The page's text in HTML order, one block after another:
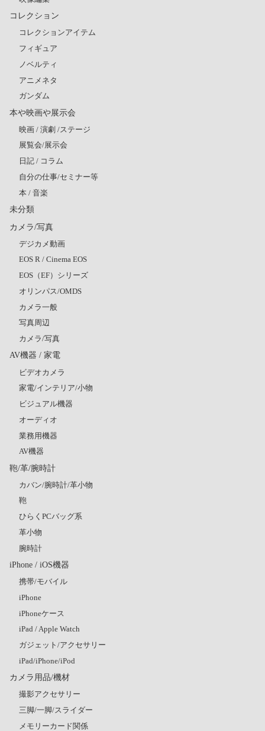
コレクション
コレクションアイテム
フィギュア
ノベルティ
アニメネタ
ガンダム
本や映画や展示会
映画 / 演劇 /ステージ
展覧会/展示会
日記 / コラム
自分の仕事/セミナー等
本 / 音楽
未分類
カメラ/写真
デジカメ動画
EOS R / Cinema EOS
EOS（EF）シリーズ
オリンパス/OMDS
カメラ一般
写真周辺
カメラ/写真
AV機器 / 家電
ビデオカメラ
家電/インテリア/小物
ビジュアル機器
オーディオ
業務用機器
AV機器
鞄/革/腕時計
カバン/腕時計/革小物
鞄
ひらくPCバッグ系
革小物
腕時計
iPhone / iOS機器
携帯/モバイル
iPhone
iPhoneケース
iPad / Apple Watch
ガジェット/アクセサリー
iPad/iPhone/iPod
カメラ用品/機材
撮影アクセサリー
三脚/一脚/スライダー
メモリーカード関係